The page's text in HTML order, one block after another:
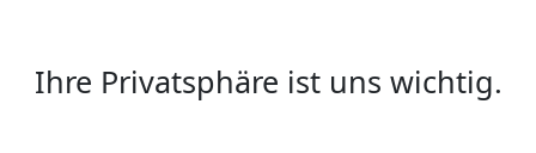
Ihre Privatsphäre ist uns wichtig.